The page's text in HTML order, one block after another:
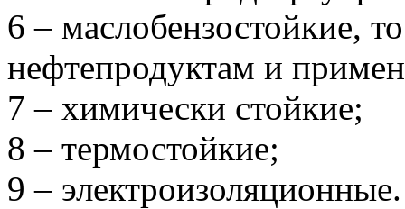
6 – маслобензостойкие,
нефтепродуктам и
7 – химически стойкие;
8 – термостойкие;
9 – электроизоляционные.